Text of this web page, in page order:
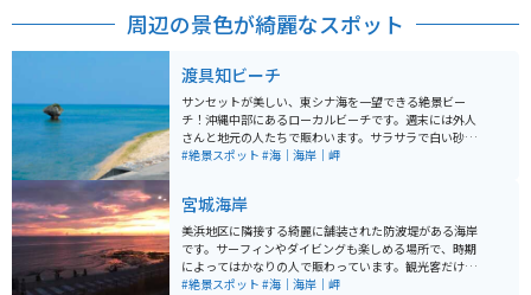
周辺の景色が綺麗なスポット
渡具知ビーチ
サンセットが美しい、東シナ海を一望できる絶景ビー
チ！沖縄中部にあるローカルビーチです。週末には外人
さんと地元の人たちで賑わいます。サラサラで白い砂浜
と透明度の高い海が特徴で、琉球石灰岩がビーチの至る
#絶景スポット #海｜海岸｜岬
宮城海岸
美浜地区に隣接する綺麗に舗装された防波堤がある海岸
です。サーフィンやダイビングも楽しめる場所で、時期
によってはかなりの人で賑わっています。観光客だけで
なく、地元の方も多く訪れる場所となっています。夕日
#絶景スポット #海｜海岸｜岬